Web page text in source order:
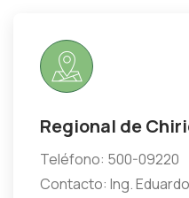
Regional de
Teléfono: 500-09220
Contacto: Ing.